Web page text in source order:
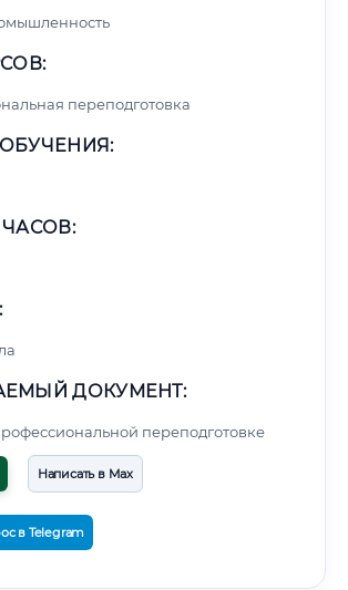
переподготовка
ДОКУМЕНТ:
переподготовке
Написать в Max
в Telegram